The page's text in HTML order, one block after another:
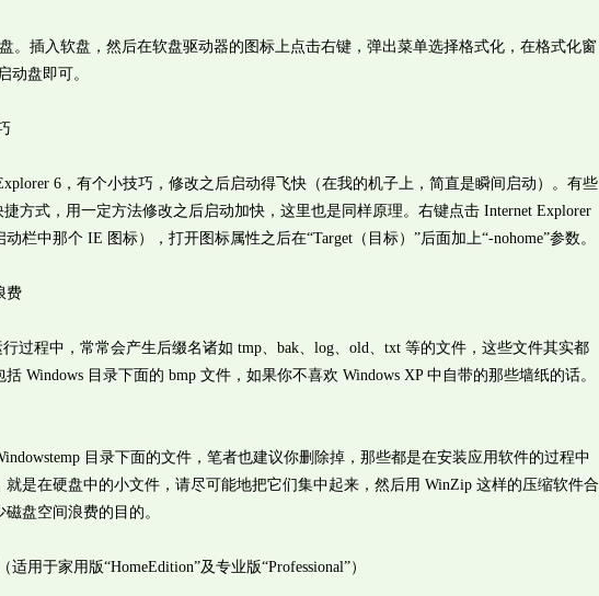
插入软盘，然后在软盘驱动器的图标上点击右键，弹出菜单选择格式化，在格式化窗
动盘即可。
6，有个小技巧，修改之后启动得飞快（在我的机子上，简直是瞬间启动）。有些
方式，用一定方法修改之后启动加快，这里也是同样原理。右键点击 Internet Explorer
栏中那个 IE 图标），打开图标属性之后在“Target（目标）”后面加上“-nohome”参数。
费
程中，常常会产生后缀名诸如 tmp、bak、log、old、txt 等的文件，这些文件其实都
Windows 目录下面的 bmp 文件，如果你不喜欢 Windows XP 中自带的那些墙纸的话。
目录下面的文件，笔者也建议你删除掉，那些都是在安装应用软件的过程中
是在硬盘中的小文件，请尽可能地把它们集中起来，然后用 WinZip 这样的压缩软件合
盘空间浪费的目的。
于家用版“HomeEdition”及专业版“Professional”）